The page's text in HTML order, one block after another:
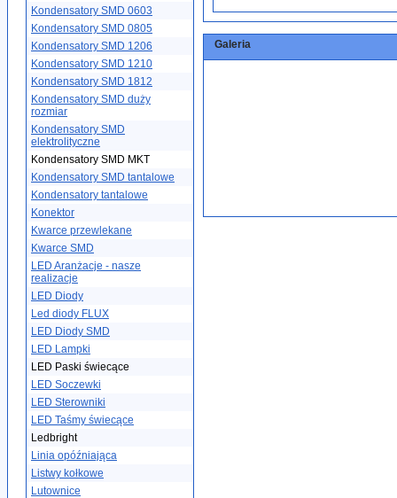
Kondensatory SMD 0603
Kondensatory SMD 0805
Kondensatory SMD 1206
Kondensatory SMD 1210
Kondensatory SMD 1812
Kondensatory SMD duży
rozmiar
Kondensatory SMD
elektrolityczne
Kondensatory SMD MKT
Kondensatory SMD tantalowe
Kondensatory tantalowe
Konektor
Kwarce przewlekane
Kwarce SMD
LED Aranżacje - nasze
realizacje
LED Diody
Led diody FLUX
LED Diody SMD
LED Lampki
LED Paski świecące
LED Soczewki
LED Sterowniki
LED Taśmy świecące
Ledbright
Linia opóźniająca
Listwy kołkowe
Lutownice
Galeria